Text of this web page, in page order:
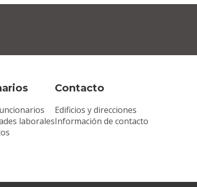
laborales
Contacto
Edificios y direcciones
Información de contacto